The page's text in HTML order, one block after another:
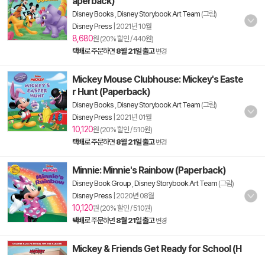
Disney Books Disney Storybook Art Team (그림)
Disney Press 2021년 10월
8,680원 (20% 할인 / 440원)
택배로 주문하면 8월 21일 출고 변경
Mickey Mouse Clubhouse: Mickey's Easte
r Hunt (Paperback)
Disney Books Disney Storybook Art Team (그림)
Disney Press 2021년 01월
10,120원 (20% 할인 / 510원)
택배로 주문하면 8월 21일 출고 변경
Minnie: Minnie's Rainbow (Paperback)
Disney Book Group Disney Storybook Art Team (그림)
Disney Press 2020년 08월
10,120원 (20% 할인 / 510원)
택배로 주문하면 8월 21일 출고 변경
Mickey & Friends Get Ready for School (H